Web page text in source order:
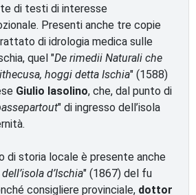
di testi di interesse
Presenti anche tre copie
di idrologia medica sulle
quel "De rimedii Naturali che
hoggi detta Ischia" (1588)
Giulio Iasolino, che, dal punto di
" di ingresso dell’isola
di storia locale è presente anche
d’Ischia" (1867) del fu
consigliere provinciale, dottor